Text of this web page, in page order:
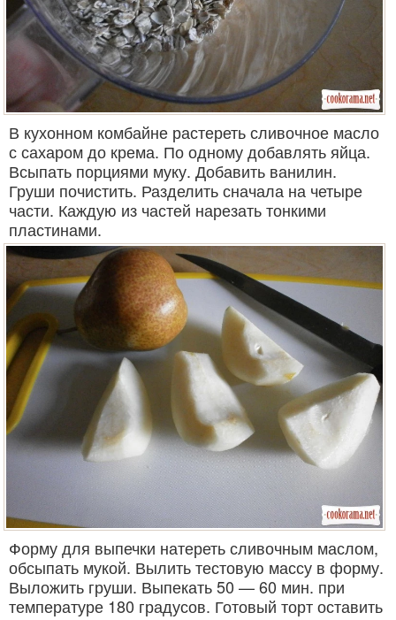
В кухонном комбайне растереть сливочное масло
с сахаром до крема. По одному добавлять яйца.
Всыпать порциями муку. Добавить ванилин.
Груши почистить. Разделить сначала на четыре
части. Каждую из частей нарезать тонкими
пластинами.
Форму для выпечки натереть сливочным маслом,
обсыпать мукой. Вылить тестовую массу в форму.
Выложить груши. Выпекать 50 — 60 мин. при
температуре 180 градусов. Готовый торт оставить